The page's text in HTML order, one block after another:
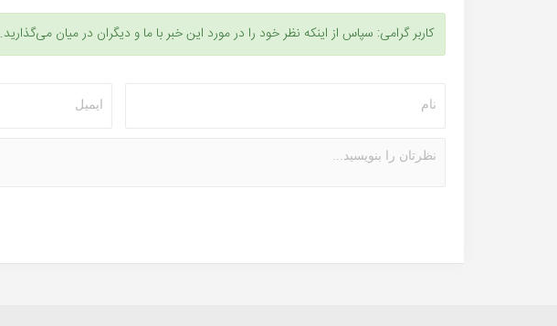
کاربر گرامی: سپاس از اینکه نظر خود را در مورد این خبر با ما و دیگران در میان می‌گذارید.